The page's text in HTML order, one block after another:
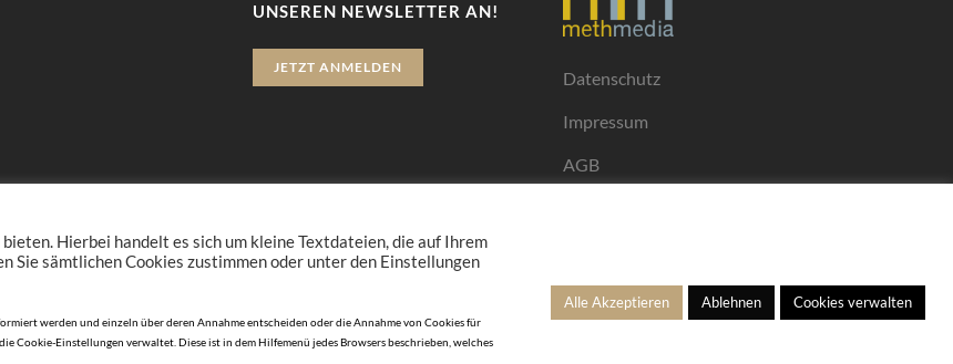
UNSEREN NEWSLETTER AN!
JETZT ANMELDEN
Datenschutz
Impressum
AGB
Hierbei handelt es sich um kleine Textdateien, die auf Ihrem
Sie sämtlichen Cookies zustimmen oder unter den Einstellungen
werden und einzeln über deren Annahme entscheiden oder die Annahme von Cookies für
Cookie-Einstellungen verwaltet. Diese ist in dem Hilfemenü jedes Browsers beschrieben, welches
Alle Akzeptieren Ablehnen Cookies verwalten